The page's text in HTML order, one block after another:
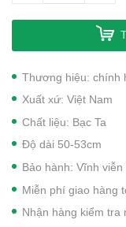
Thương hiệu: chính
Xuất xứ: Việt Nam
Chất liệu: Bạc Ta
Độ dài 50-53cm
Bảo hành: Vĩnh viễn
Miễn phí giao hàng
Nhận hàng kiểm tra